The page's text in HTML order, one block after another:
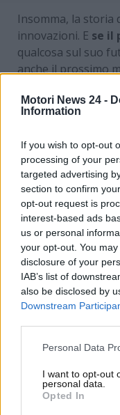
Motori News 24 -
Information
If you wish to opt-out
processing of your
targeted advertising
section to confirm
opt-out request is
interest-based ads
us or personal
your opt-out. You
disclosure of your
IAB’s list of
also be disclosed by
Downstream
Personal Data
I want to opt-out
personal data.
Opted In
Insomma, la storia
innovazioni. E se il
qualcosa sul suo
anche il prossimo
diventi una pietra
elencato. Ma per
Un
No, non stiamo
dell’azienda: in
il progetto di un
Kawasaki del
interessanti: la
termico e mobilità
essere il primo ad
L’idea alla base di
permetterebbe la
caratteristica